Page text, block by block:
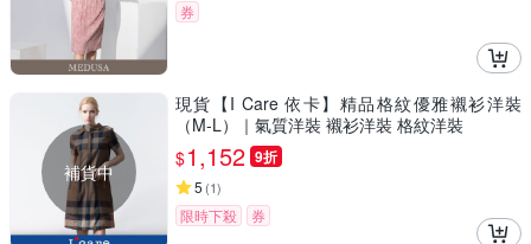
券
補貨中
現貨【I Care 依卡】精品格紋優雅襯衫洋裝
（M-L）｜氣質洋裝 襯衫洋裝 格紋洋裝
$1,152 9折
5 (1)
限時下殺 券